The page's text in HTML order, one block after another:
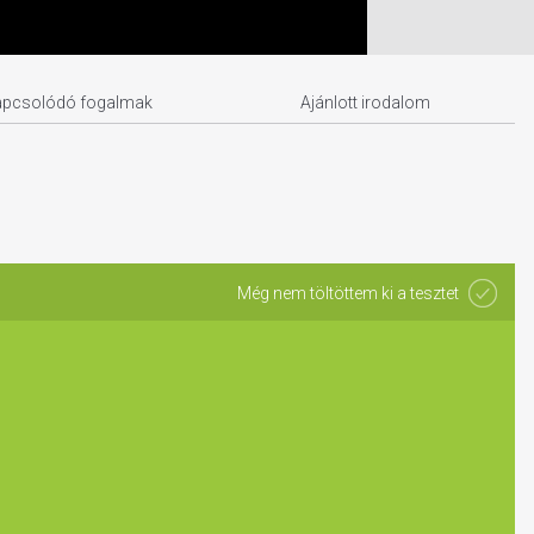
fogalmak Ajánlott irodalom
Még nem töltöttem ki a tesztet